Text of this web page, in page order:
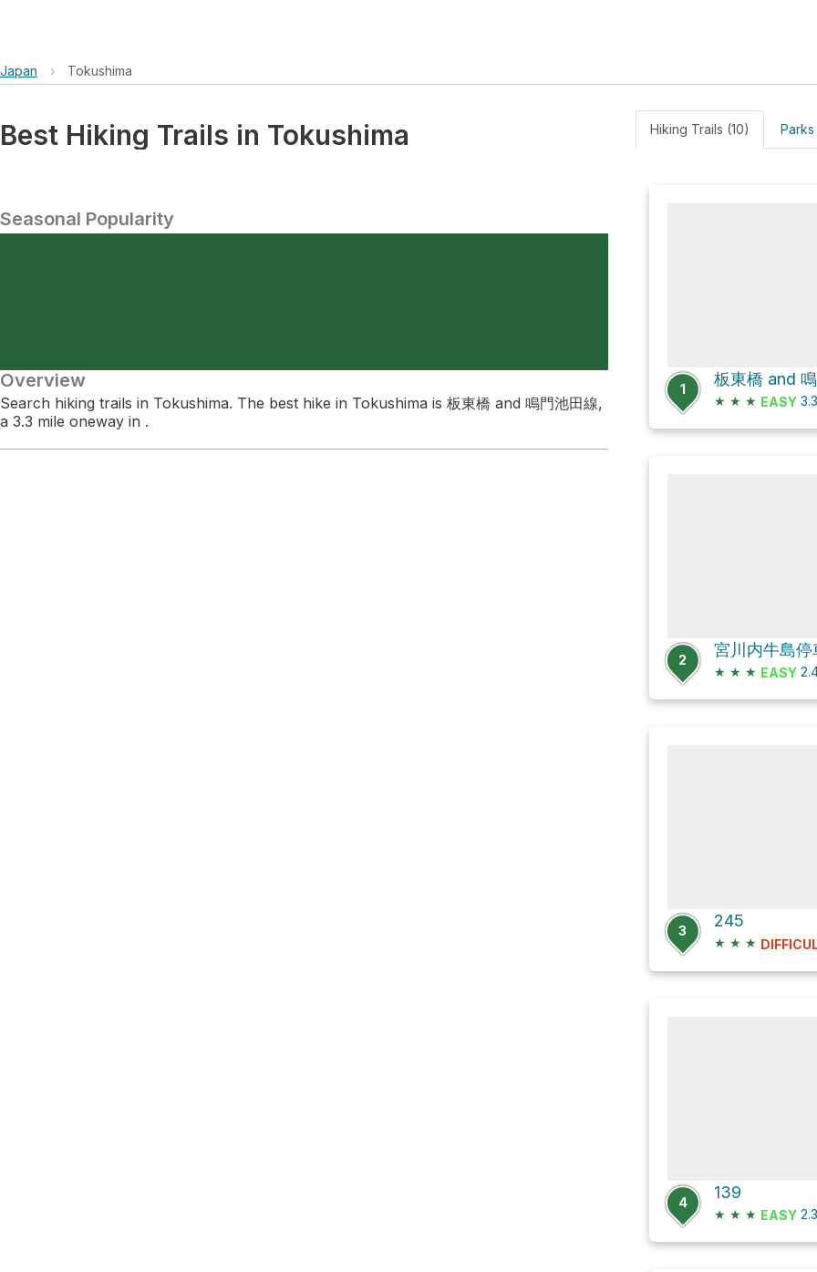
Japan › Tokushima
Best Hiking Trails in Tokushima
Seasonal Popularity
Overview
Search hiking trails in Tokushima. The best hike in Tokushima is 板東橋 and 鳴門池田線,
a 3.3 mile oneway in .
Hiking Trails (10)
1
板東橋 and
★ ★ ★ EASY 3.3
2
宮川内牛島停
★ ★ ★ EASY
3
245
★ ★ ★
4
139
★ ★ ★ EASY 2.3